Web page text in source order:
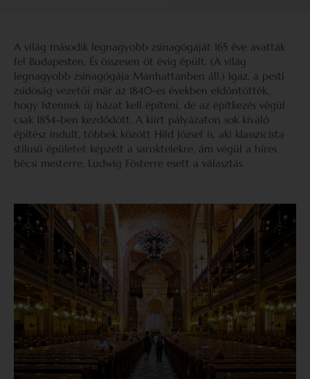
A világ második legnagyobb zsinagógáját 165 éve avatták
fel Budapesten. És összesen öt évig épült. (A világ
legnagyobb zsinagógája Manhattanben áll.) Igaz, a pesti
zsidóság vezetői már az 1840-es években eldöntötték,
hogy Istennek új házat kell építeni, de az építkezés végül
csak 1854-ben kezdődött. A kiírt pályázaton sok kiváló
építész indult, többek között Hild József is, aki klasszicista
stílusú épületet képzelt a saroktelekre, ám végül a híres
bécsi mesterre, Ludwig Fösterre esett a választás.